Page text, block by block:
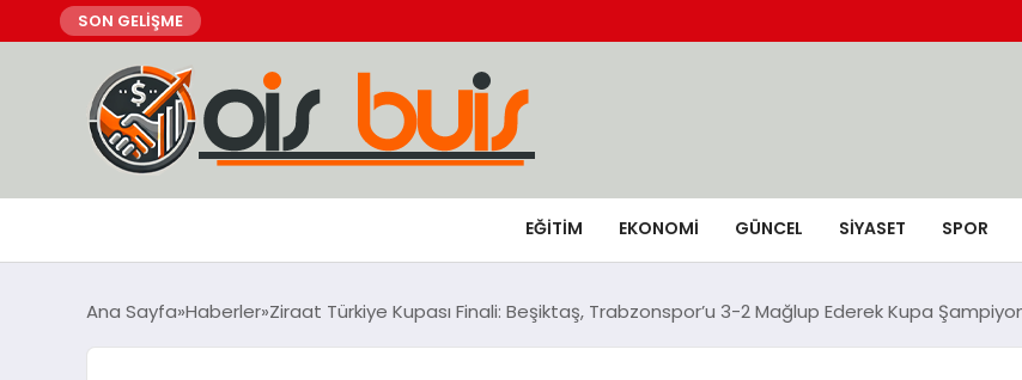
SON GELİŞME
EĞİTİM EKONOMİ GÜNCEL SIYASET SPOR
Ana Sayfa Haberler Ziraat Türkiye Kupası Finali: Beşiktaş, Trabzonspor’u 3-2 Mağlup Ederek Kupa